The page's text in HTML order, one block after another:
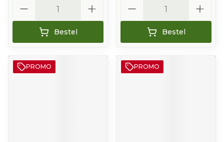
Bestel Bestel
PROMO PROMO